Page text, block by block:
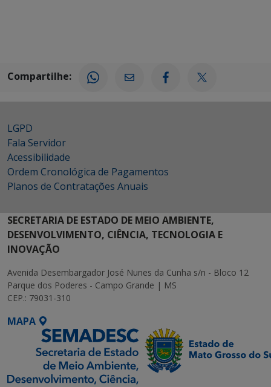
Compartilhe:
LGPD
Fala Servidor
Acessibilidade
Ordem Cronológica de Pagamentos
Planos de Contratações Anuais
SECRETARIA DE ESTADO DE MEIO AMBIENTE,
DESENVOLVIMENTO, CIÊNCIA, TECNOLOGIA E
INOVAÇÃO
Avenida Desembargador José Nunes da Cunha s/n - Bloco 12
Parque dos Poderes - Campo Grande | MS
CEP.: 79031-310
MAPA